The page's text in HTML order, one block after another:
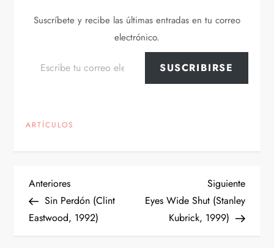
Suscríbete y recibe las últimas entradas en tu correo
electrónico.
SUSCRIBIRSE
ARTÍCULOS
N
a
Entrada
anterior
Anteriores
Sin Perdón (Clint
Eastwood, 1992)
Siguiente
Eyes Wide Shut (Stanley
Kubrick, 1999)